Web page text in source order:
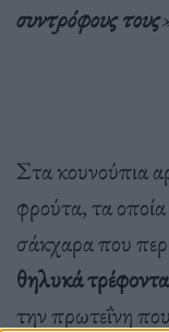
συντρόφους τους
Στα κουνούπια
φρούτα, τα
σάκχαρα που
θηλυκά
την πρωτεΐνη